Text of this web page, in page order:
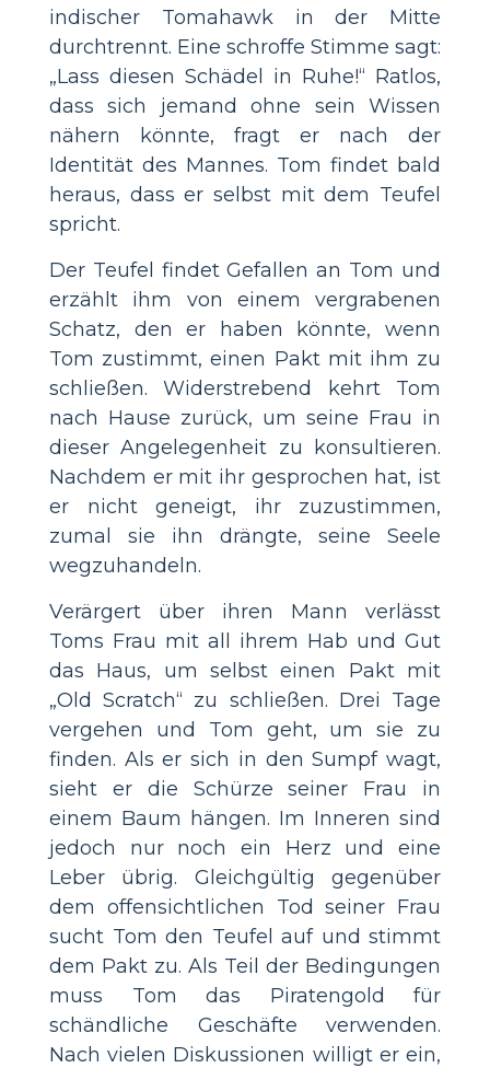
indischer Tomahawk in der Mitte
durchtrennt. Eine schroffe Stimme sagt:
„Lass diesen Schädel in Ruhe!“ Ratlos,
dass sich jemand ohne sein Wissen
nähern könnte, fragt er nach der
Identität des Mannes. Tom findet bald
heraus, dass er selbst mit dem Teufel
spricht.
Der Teufel findet Gefallen an Tom und
erzählt ihm von einem vergrabenen
Schatz, den er haben könnte, wenn
Tom zustimmt, einen Pakt mit ihm zu
schließen. Widerstrebend kehrt Tom
nach Hause zurück, um seine Frau in
dieser Angelegenheit zu konsultieren.
Nachdem er mit ihr gesprochen hat, ist
er nicht geneigt, ihr zuzustimmen,
zumal sie ihn drängte, seine Seele
wegzuhandeln.
Verärgert über ihren Mann verlässt
Toms Frau mit all ihrem Hab und Gut
das Haus, um selbst einen Pakt mit
„Old Scratch“ zu schließen. Drei Tage
vergehen und Tom geht, um sie zu
finden. Als er sich in den Sumpf wagt,
sieht er die Schürze seiner Frau in
einem Baum hängen. Im Inneren sind
jedoch nur noch ein Herz und eine
Leber übrig. Gleichgültig gegenüber
dem offensichtlichen Tod seiner Frau
sucht Tom den Teufel auf und stimmt
dem Pakt zu. Als Teil der Bedingungen
muss Tom das Piratengold für
schändliche Geschäfte verwenden.
Nach vielen Diskussionen willigt er ein,